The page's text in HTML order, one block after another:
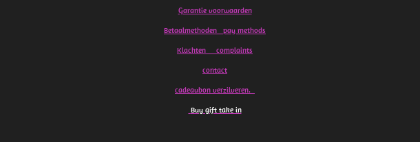
Garantie voorwaarden
Betaalmethoden pay methods
Klachten complaints
contact
cadeaubon verzilveren.
Buy gift take in